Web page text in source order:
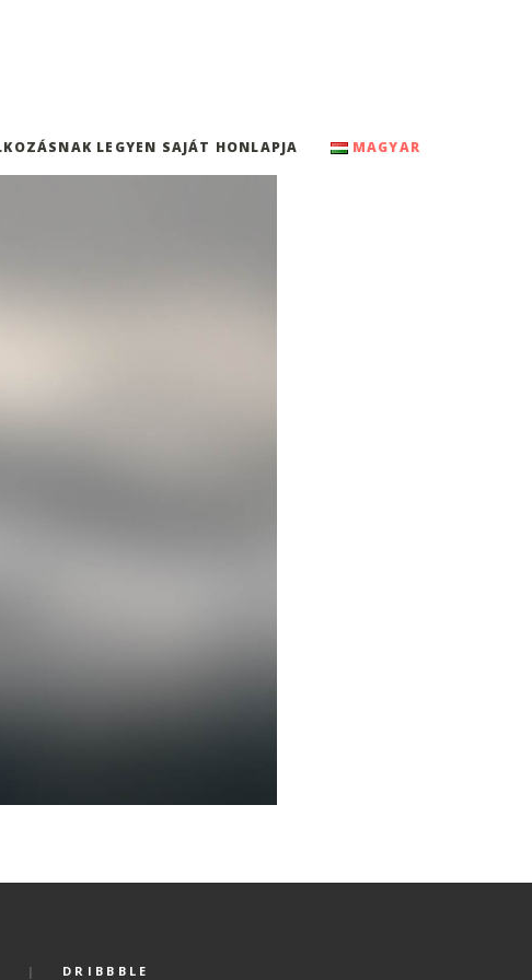
LEGYEN SAJÁT HONLAPJA MAGYAR
DRIBBBLE